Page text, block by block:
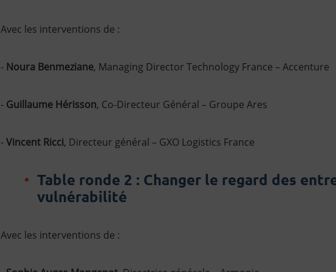
Avec les interventions de :
- Noura Benmeziane, Managing Director Technology France – Accenture
- Guillaume Hérisson, Co-Directeur Général – Groupe Ares
-Vincent Ricci, Directeur général – GXO Logistics France
Table ronde 2 : Changer le regard des
vulnérabilité
Avec les interventions de :